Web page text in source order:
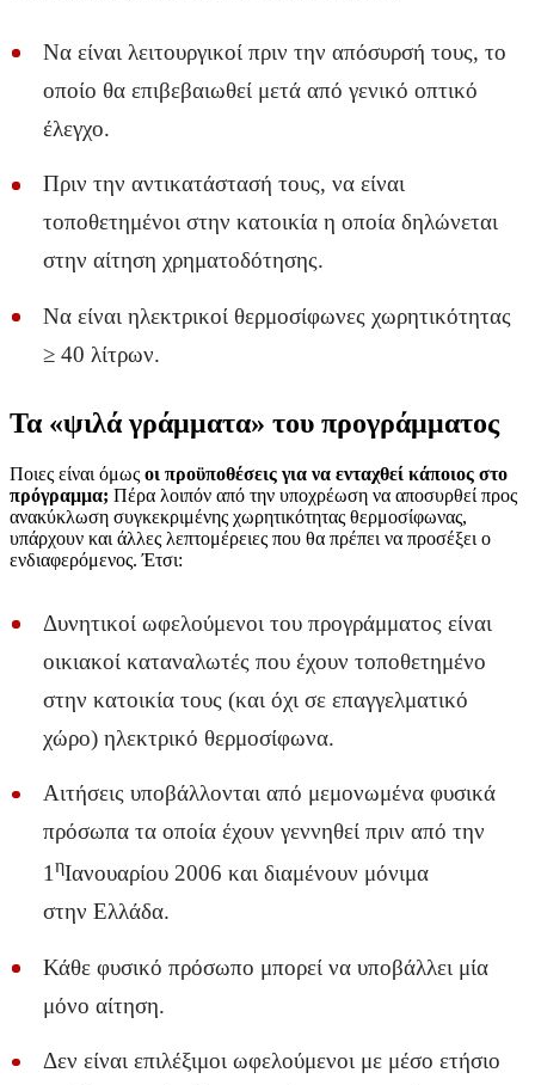
Να είναι λειτουργικοί πριν την απόσυρσή τους, το
οποίο θα επιβεβαιωθεί μετά από γενικό οπτικό
έλεγχο.
Πριν την αντικατάστασή τους, να είναι
τοποθετημένοι στην κατοικία η οποία δηλώνεται
στην αίτηση χρηματοδότησης.
Να είναι ηλεκτρικοί θερμοσίφωνες χωρητικότητας
≥ 40 λίτρων.
Τα «ψιλά γράμματα» του προγράμματος
Ποιες είναι όμως οι προϋποθέσεις για να ενταχθεί κάποιος στο
πρόγραμμα; Πέρα λοιπόν από την υποχρέωση να αποσυρθεί προς
ανακύκλωση συγκεκριμένης χωρητικότητας θερμοσίφωνας,
υπάρχουν και άλλες λεπτομέρειες που θα πρέπει να προσέξει ο
ενδιαφερόμενος. Έτσι:
Δυνητικοί ωφελούμενοι του προγράμματος είναι
οικιακοί καταναλωτές που έχουν τοποθετημένο
στην κατοικία τους (και όχι σε επαγγελματικό
χώρο) ηλεκτρικό θερμοσίφωνα.
Αιτήσεις υποβάλλονται από μεμονωμένα φυσικά
πρόσωπα τα οποία έχουν γεννηθεί πριν από την
1ηΙανουαρίου 2006 και διαμένουν μόνιμα
στην Ελλάδα.
Κάθε φυσικό πρόσωπο μπορεί να υποβάλλει μία
μόνο αίτηση.
Δεν είναι επιλέξιμοι ωφελούμενοι με μέσο ετήσιο